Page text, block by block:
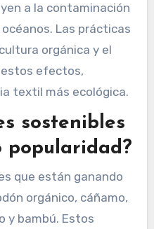
a la contaminación
Las prácticas
orgánica y el
efectos,
textil más ecológica.
sostenibles
popularidad?
que están ganando
orgánico, cáñamo,
y bambú. Estos